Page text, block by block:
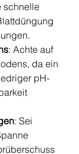
schnelle
: Achte auf
da ein
pH-
: Sei